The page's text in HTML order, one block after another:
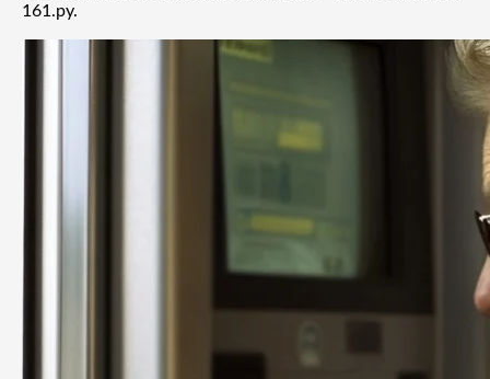
161.ру.